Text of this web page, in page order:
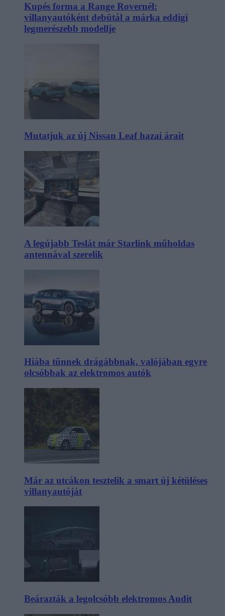
Kupés forma a Range Rovernél:
villanyautóként debütál a márka eddigi
legmerészebb modellje
Mutatjuk az új Nissan Leaf hazai árait
A legújabb Teslát már Starlink műholdas
antennával szerelik
Hiába tűnnek drágábbnak, valójában egyre
olcsóbbak az elektromos autók
Már az utcákon tesztelik a smart új kétüléses
villanyautóját
Beárazták a legolcsóbb elektromos Audit